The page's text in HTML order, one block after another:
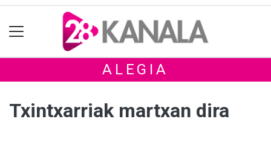
ALEGIA
Txintxarriak martxan dira